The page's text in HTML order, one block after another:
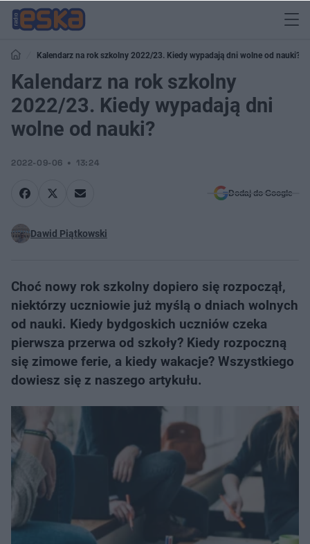
Kalendarz na rok szkolny 2022/23. Kiedy wypadają dni wolne od nauki?
Kalendarz na rok szkolny
2022/23. Kiedy wypadają dni
wolne od nauki?
2022-09-06 13:24
Dodaj do Google
Dawid Piątkowski
Choć nowy rok szkolny dopiero się rozpoczął,
niektórzy uczniowie już myślą o dniach wolnych
od nauki. Kiedy bydgoskich uczniów czeka
pierwsza przerwa od szkoły? Kiedy rozpoczną
się zimowe ferie, a kiedy wakacje? Wszystkiego
dowiesz się z naszego artykułu.